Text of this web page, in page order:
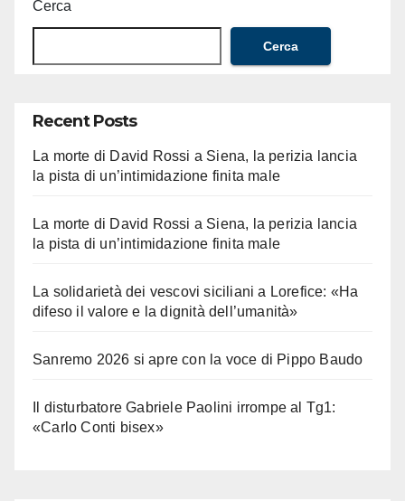
Cerca
Cerca
Recent Posts
La morte di David Rossi a Siena, la perizia lancia
la pista di un’intimidazione finita male
La morte di David Rossi a Siena, la perizia lancia
la pista di un’intimidazione finita male
La solidarietà dei vescovi siciliani a Lorefice: «Ha
difeso il valore e la dignità dell’umanità»
Sanremo 2026 si apre con la voce di Pippo Baudo
Il disturbatore Gabriele Paolini irrompe al Tg1:
«Carlo Conti bisex»